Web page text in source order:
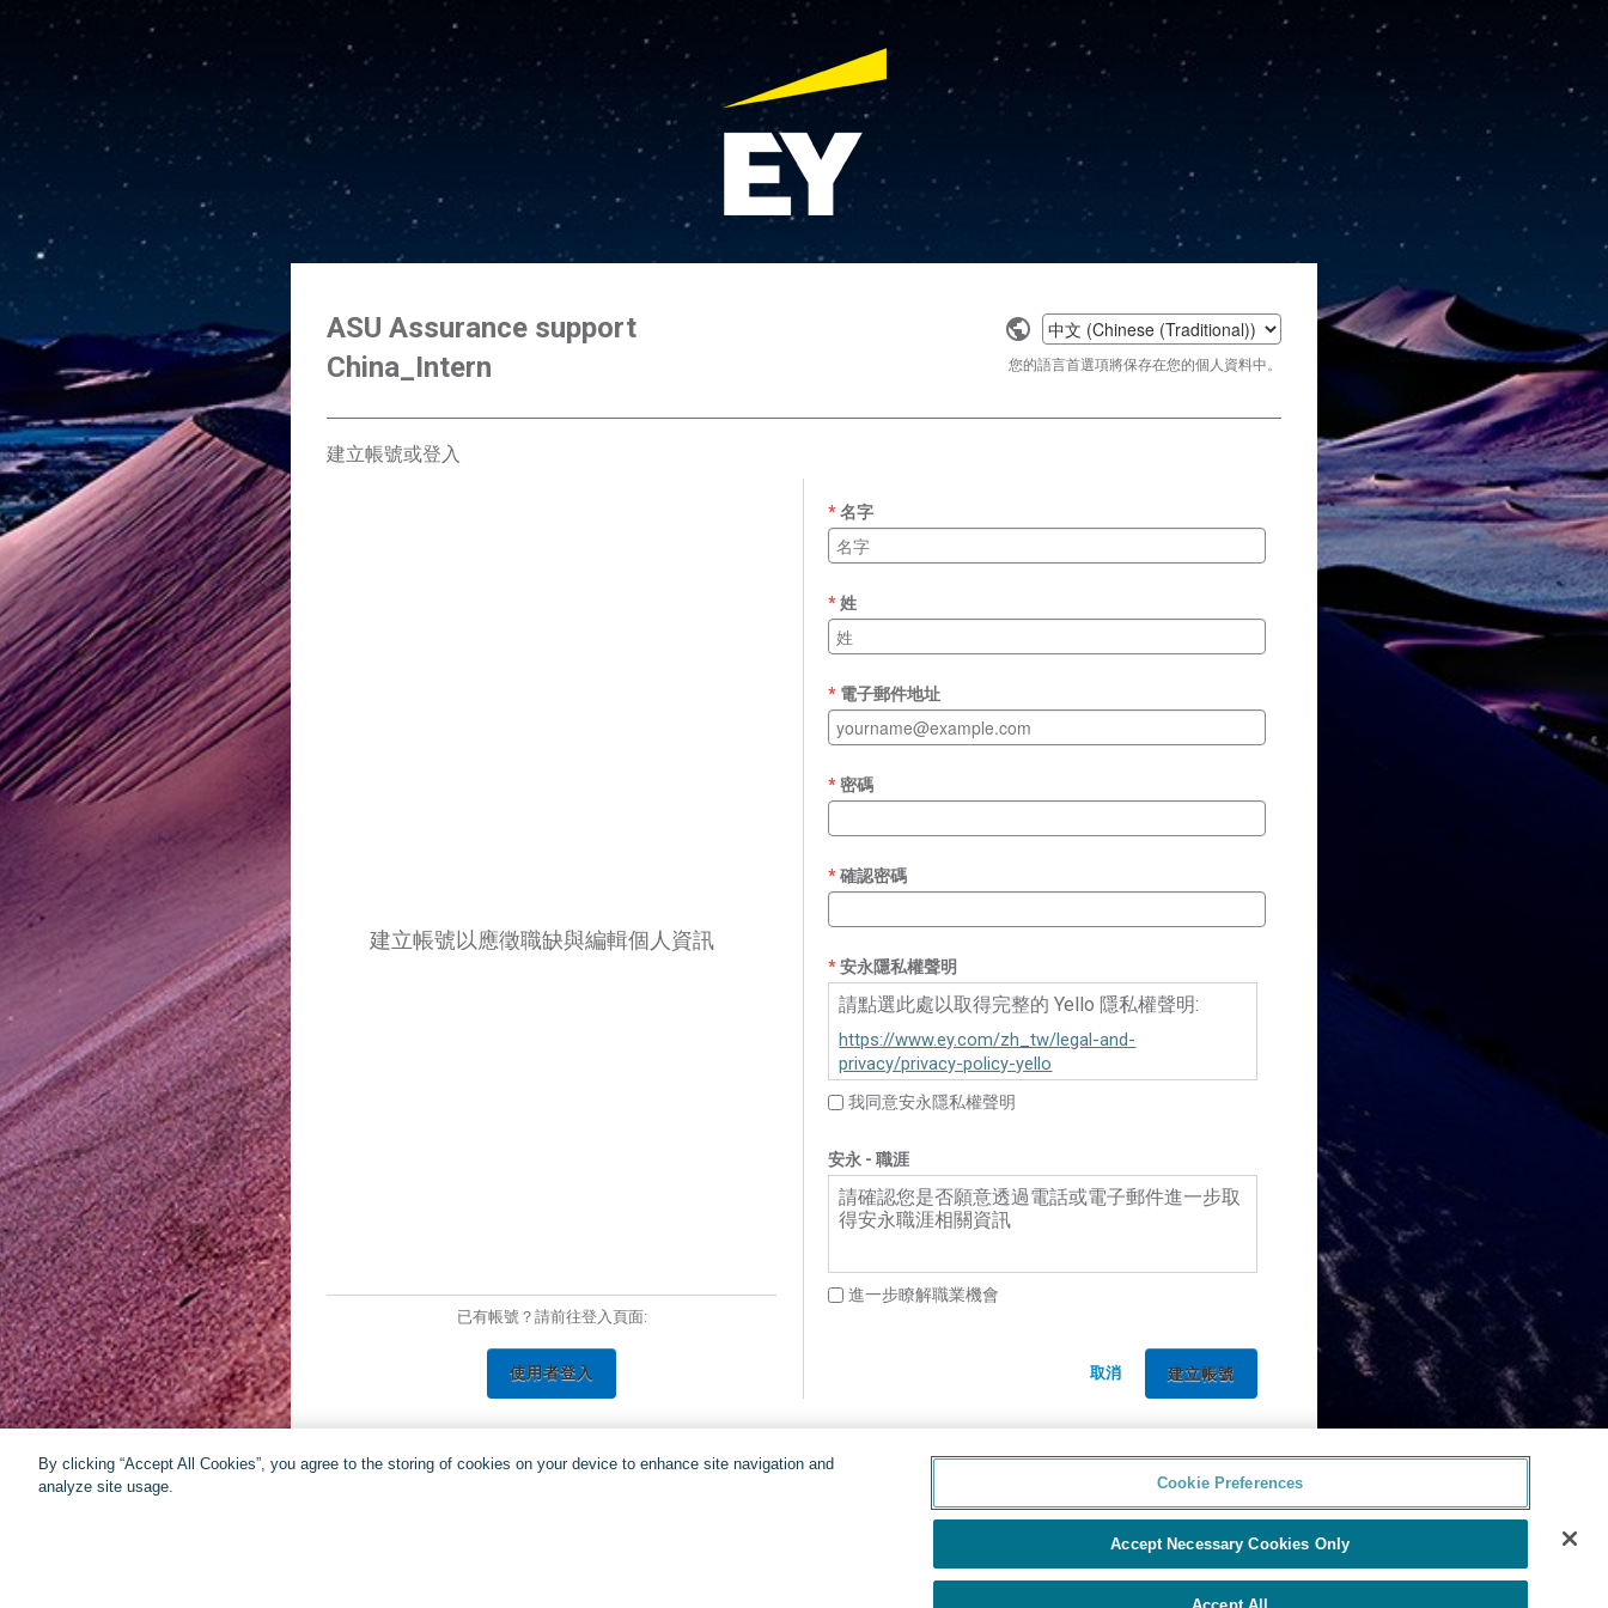
Select
a
language
您的語言首選項將保存在您的個人資料中。
ASU Assurance support
China_Intern
建立帳號或登入
建立帳號以應徵職缺與編輯個人資訊
已有帳號？請前往登入頁面:
使用者登入
名字
姓
電子郵件地址
密碼
確認密碼
安永隱私權聲明
請點選此處以取得完整的 Yello 隱私權聲明:
https://www.ey.com/zh_tw/legal-and-
privacy/privacy-policy-yello
我同意安永隱私權聲明
安永 - 職涯
請確認您是否願意透過電話或電子郵件進一步取
得安永職涯相關資訊
進一步瞭解職業機會
取消
By clicking “Accept All Cookies”, you agree to the storing of cookies on your device to enhance site navigation and
analyze site usage.
Cookie Preferences
Accept Necessary Cookies Only